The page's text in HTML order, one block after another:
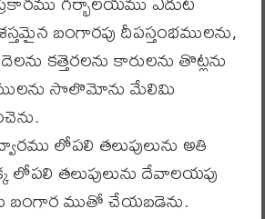
బంగారపు దీపస్తంభములను,
కత్తెరలను కారులను తొట్లను
సొలొమోను మేలిమి
లోపలి తలుపులును అతి
లోపలి తలుపులును దేవాలయపు
బంగార ముతో చేయబడెను.